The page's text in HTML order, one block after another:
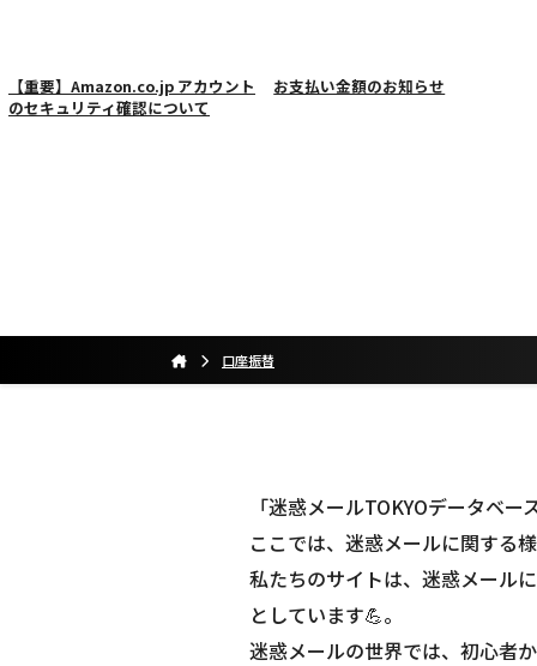
【重要】Amazon.co.jp アカウント
のセキュリティ確認について
お支払い金額のお知らせ
口座振替
「迷惑メールTOKYOデータベー
ここでは、迷惑メールに関する
私たちのサイトは、迷惑メール
としています💪。
迷惑メールの世界では、初心者